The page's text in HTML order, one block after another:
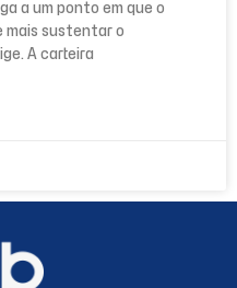
a um ponto em que o
mais sustentar o
A carteira